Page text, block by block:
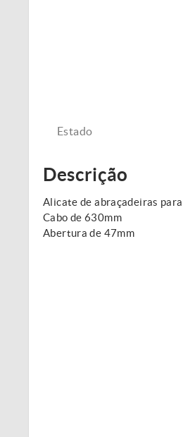
Estado
Descrição
Alicate de abraçadeiras
Cabo de 630mm
Abertura de 47mm